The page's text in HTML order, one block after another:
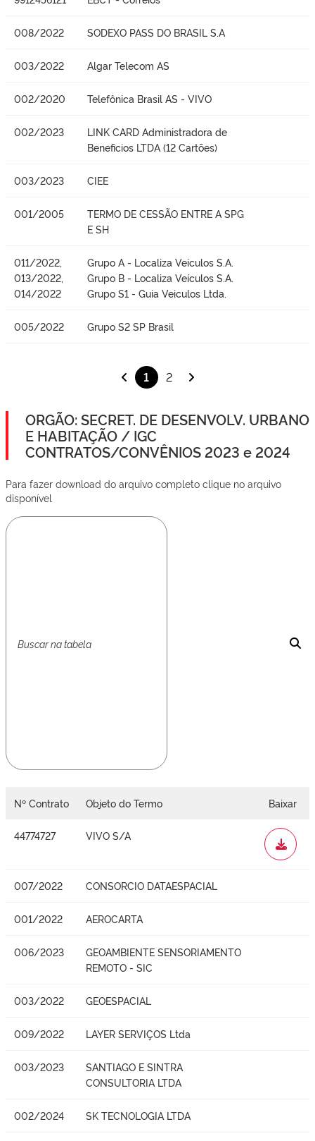
008/2022 SODEXO PASS DO BRASIL S.A
003/2022 Algar Telecom AS
002/2020 Telefônica Brasil AS - VIVO
002/2023
LINK CARD Administradora de
Beneficios LTDA (12 Cartões)
003/2023 CIEE
001/2005
TERMO DE CESSÃO ENTRE A SPG
E SH
011/2022,
013/2022,
014/2022
Grupo A - Localiza Veiculos S.A.
Grupo B - Localiza Veículos S.A.
Grupo S1 - Guia Veiculos Ltda.
005/2022 Grupo S2 SP Brasil
1 2
ORGÃO: SECRET. DE DESENVOLV. URBANO
E HABITAÇÃO / IGC
CONTRATOS/CONVÊNIOS 2023 e 2024
Para fazer download do arquivo completo clique no arquivo
disponível
Nº Contrato Objeto do Termo Baixar
44774727 VIVO S/A
WORD
007/2022 CONSORCIO DATAESPACIAL
001/2022 AEROCARTA
006/2023
GEOAMBIENTE SENSORIAMENTO
REMOTO - SIC
003/2022 GEOESPACIAL
009/2022 LAYER SERVIÇOS Ltda
003/2023
SANTIAGO E SINTRA
CONSULTORIA LTDA
002/2024 SK TECNOLOGIA LTDA